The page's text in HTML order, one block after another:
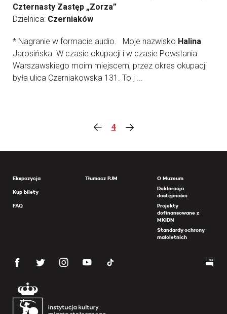
Czternasty Zastęp „Zorza”
Dzielnica: Czerniaków
* Nagranie w formacie audio. Moje nazwisko Halina
Jarosińska. W czasie okupacji i w czasie Powstania
Warszawskiego moim miejscem, przez okres okupacji
była ulica Czerniakowska 131. To j ...
4
Ekspozycja
Kup bilety
FAQ
Tłumacz PJM
O Muzeum
Deklaracja
dostępności
Projekty
dofinansowane z
MKiDN
Standardy ochrony
małoletnich